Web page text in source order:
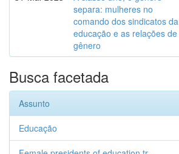
separa: mulheres no
comando dos sindicatos da
educação e as relações de
gênero
Busca facetada
Assunto
Educação